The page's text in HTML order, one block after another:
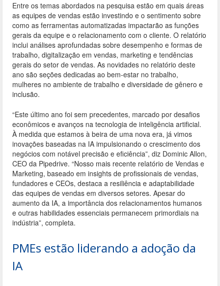
Entre os temas abordados na pesquisa estão em quais áreas
as equipes de vendas estão investindo e o sentimento sobre
como as ferramentas automatizadas impactarão as funções
gerais da equipe e o relacionamento com o cliente. O relatório
inclui análises aprofundadas sobre desempenho e formas de
trabalho, digitalização em vendas, marketing e tendências
gerais do setor de vendas. As novidades no relatório deste
ano são seções dedicadas ao bem-estar no trabalho,
mulheres no ambiente de trabalho e diversidade de gênero e
inclusão.
“Este último ano foi sem precedentes, marcado por desafios
econômicos e avanços na tecnologia de inteligência artificial.
À medida que estamos à beira de uma nova era, já vimos
inovações baseadas na IA impulsionando o crescimento dos
negócios com notável precisão e eficiência”, diz Dominic Allon,
CEO da Pipedrive. “Nosso mais recente relatório de Vendas e
Marketing, baseado em insights de profissionais de vendas,
fundadores e CEOs, destaca a resiliência e adaptabilidade
das equipes de vendas em diversos setores. Apesar do
aumento da IA, a importância dos relacionamentos humanos
e outras habilidades essenciais permanecem primordiais na
indústria”, completa.
PMEs estão liderando a adoção da
IA